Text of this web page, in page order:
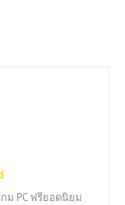
ม PC ฟรียอดนิยม